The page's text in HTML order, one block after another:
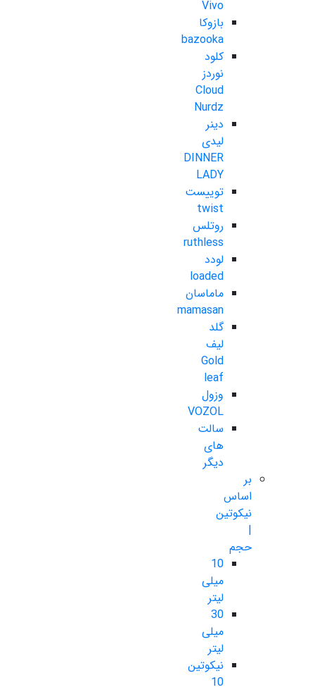
Vivo
بازوکا
bazooka
کلود
نوردز
Cloud
Nurdz
دینر
لیدی
DINNER
LADY
توییست
twist
روتلس
ruthless
لودد
loaded
ماماسان
mamasan
گلد
لیف
Gold
leaf
وزول
VOZOL
سالت
های
دیگر
بر
اساس
نیکوتین
|
حجم
10
میلی
لیتر
30
میلی
لیتر
نیکوتین
10